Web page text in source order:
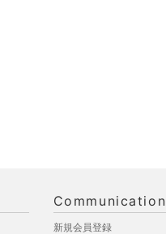
Communication
新規会員登録